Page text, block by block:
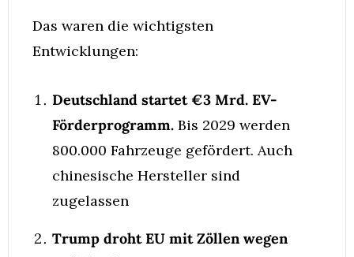
Das waren die wichtigsten
Entwicklungen:
Deutschland startet €3 Mrd. EV-
Förderprogramm. Bis 2029 werden
800.000 Fahrzeuge gefördert. Auch
chinesische Hersteller sind
zugelassen
Trump droht EU mit Zöllen wegen